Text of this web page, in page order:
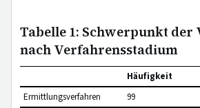
Tabelle 1: Schwerpunkt der
nach Verfahrensstadium
Häufigkeit
Ermittlungsverfahren
99